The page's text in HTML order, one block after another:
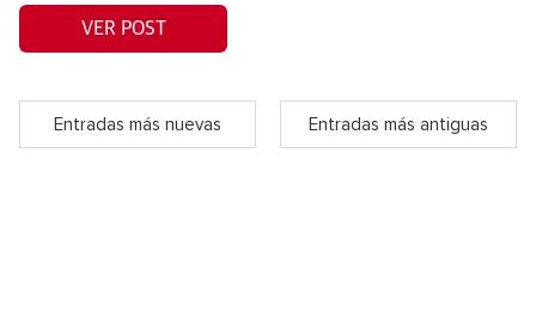
VER POST
Entradas más nuevas Entradas más antiguas